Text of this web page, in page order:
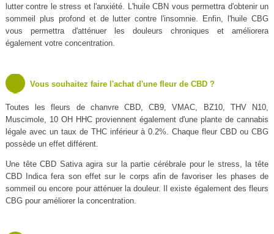
lutter contre le stress et l'anxiété. L'huile CBN vous permettra d'obtenir un
sommeil plus profond et de lutter contre l'insomnie. Enfin, l'huile CBG
vous permettra d'atténuer les douleurs chroniques et améliorera
également votre concentration.
Vous souhaitez faire l'achat d'une fleur de CBD ?
Toutes les fleurs de chanvre CBD, CB9, VMAC, BZ10, THV N10,
Muscimole, 10 OH HHC proviennent également d'une plante de cannabis
légale avec un taux de THC inférieur à 0.2%. Chaque fleur CBD ou CBG
possède un effet différent.
Une tête CBD Sativa agira sur la partie cérébrale pour le stress, la tête
CBD Indica fera son effet sur le corps afin de favoriser les phases de
sommeil ou encore pour atténuer la douleur. Il existe également des fleurs
CBG pour améliorer la concentration.